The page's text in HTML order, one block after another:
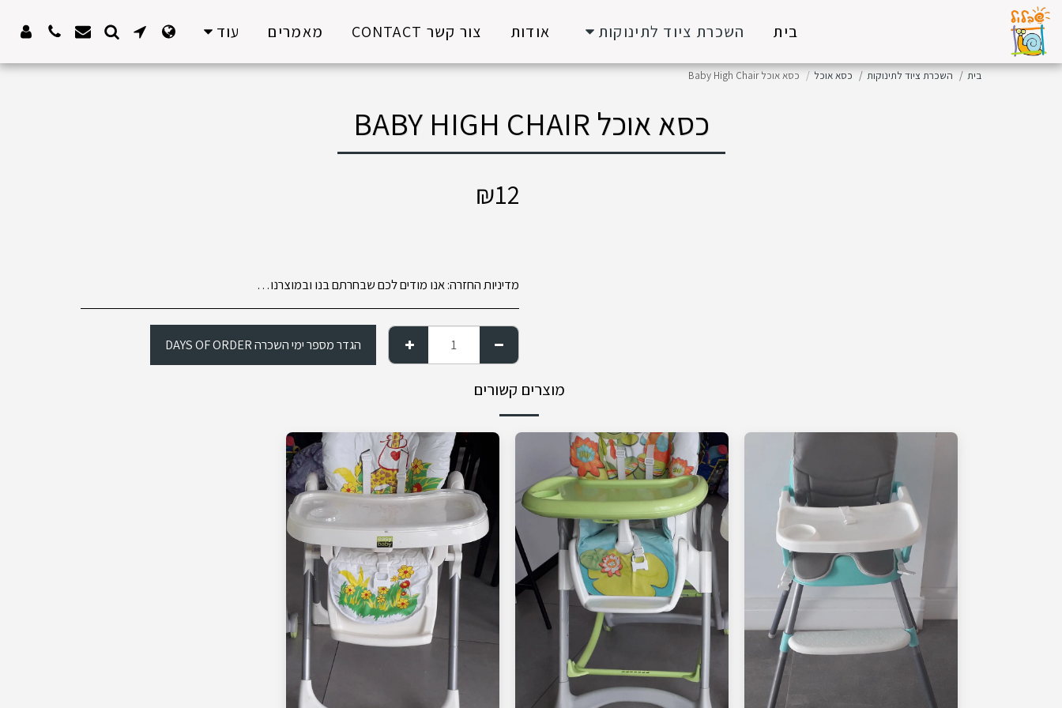
בית השכרת ציוד לתינוקות אודות צור קשר CONTACT מאמרים עוד
בית השכרת ציוד לתינוקות כסא אוכל כסא אוכל Baby High Chair
כסא אוכל BABY HIGH CHAIR
₪12
מדיניות החזרה:אנו מודים לכם שבחרתם בנו ובמוצרנו לצורך שימושכם להשכרה לתקופה זמנית אנו נשתדל בהקדם ליצור עמכם קשר ולהכין הזמנה מותאמת לכם המחיר המוצע יהיה תלוי זמן ההשכרה .ככל שזמן ההשכרה ארוך יותר המחיר זול יותר פר יום . המחירים המוצגים הם מחירי המקסימום שמינימום ימי ההשכרה הם 10 ימים. מוצרים מסויימים ניתן להשכיר גם לסוף שבוע והמחיר יקבע בהתאם למוצר וההזמנה ברגע קבלת ההזמנה ישלח לכם הזמנה במייל לאירוע עליכם לאשרו במייל חוזר ולאחר מכן ולהעביר 30% מערך העסקה אלינו לצורך שמירת הפריטים. במייל יהיה רשום דרך התשלום שהיא בד&quot;כ באמצעות פייבוקס , ביט לטלפון 054497130 או לחליפין העברה בנקאית . הפרטים להעברה ירשמו במייל של ההזמנה לאור העובדה שאנו שומרים את המוצר עבורכם לא יוחזר סכום זה בעת ביטול ההזמנה. כמו כן באישור המייל אנו מתחייבים לשמור את המוצר בעבורכם ואתם מחוייבים לנו ברישום יש ליצור קשר עם שבלול דרך הווטסאפ 0544971320 עם יפעת יש להעביר בווטסאפ פרטים על ההזמנה - תאריכים , שם , שם משפחה , מייל , מספר תעודת זהות של המזמין ברגע אספקת המוצר עליכם להשאיר שיק פקדון להבטחת המוצר כפי שהתקבל . או לחליפין צילום כרטיס האשראי מ 2 צידיו אם יש לכם הערות על מצב המוצר שיתקבל זה הזמן לרשום זאת טרם ההשכרה . בתום ההשכרה יוחזר אליכם השיק ברגע החזרת המוצר כפי שהתקבל אנו מודיעים בזאת כי כל שימוש במוצר הוא באחריותכם בלבד וכל פגיעה חס וחלילה שתגרם בעקבות שימוש במוצר הינה על אחריותכם בלבד ולא על אחריות שבלול . באישור המייל לאירוע הנכם מתחייבים בנושא זה
הגדר מספר ימי השכרה DAYS OF ORDER
מוצרים קשורים